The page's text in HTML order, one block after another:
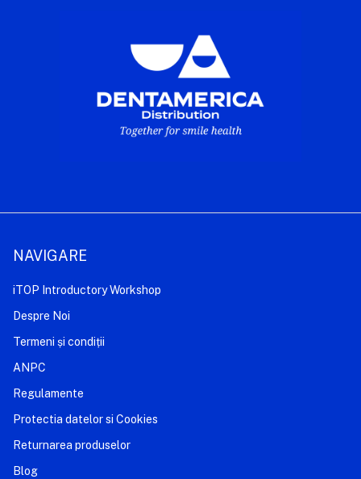
NAVIGARE
iTOP Introductory Workshop
Despre Noi
Termeni și condiții
ANPC
Regulamente
Protectia datelor si Cookies
Returnarea produselor
Blog